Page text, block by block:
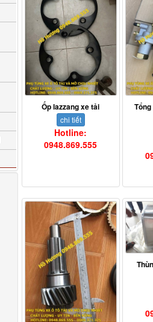
Ốp lazzang xe tải
chi tiết
Hotline:
0948.869.555